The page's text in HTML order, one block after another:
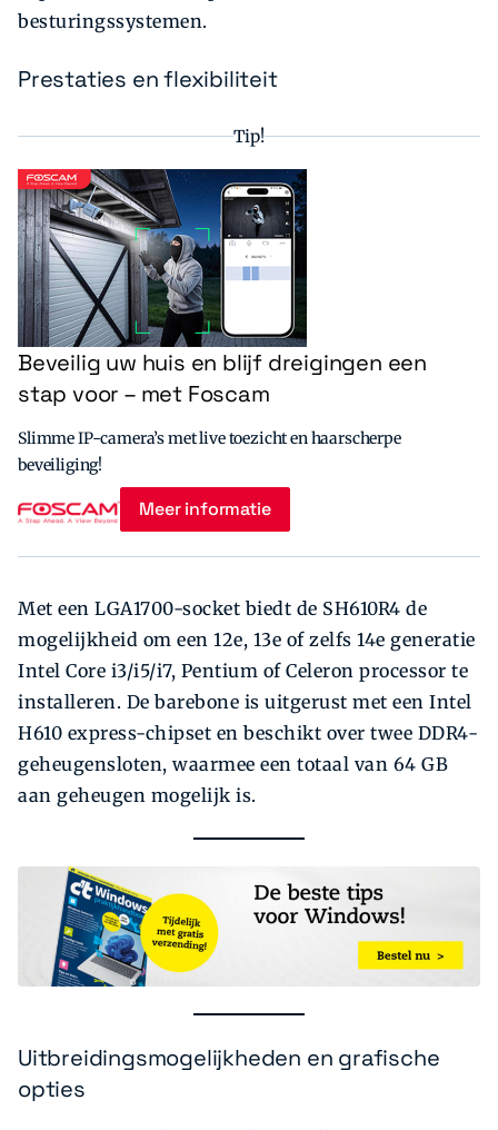
besturingssystemen.
Prestaties en flexibiliteit
Tip!
Beveilig uw huis en blijf dreigingen een
stap voor – met Foscam
Slimme IP-camera’s met live toezicht en haarscherpe
beveiliging!
Meer informatie
Met een LGA1700-socket biedt de SH610R4 de
mogelijkheid om een 12e, 13e of zelfs 14e generatie
Intel Core i3/i5/i7, Pentium of Celeron processor te
installeren. De barebone is uitgerust met een Intel
H610 express-chipset en beschikt over twee DDR4-
geheugensloten, waarmee een totaal van 64 GB
aan geheugen mogelijk is.
Uitbreidingsmogelijkheden en grafische
opties